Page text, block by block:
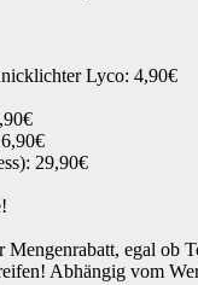
Lyco: 4,90€
29,90€
egal
Abhängig vom